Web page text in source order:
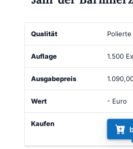
Qualität Polierte
1.500
- Euro